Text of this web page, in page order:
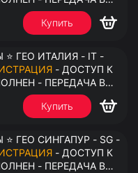
Купить
⭐ ГЕО ИТАЛИЯ - IT -
- ДОСТУП К
- ПЕРЕДАЧА В
Купить
⭐ ГЕО СИНГАПУР - SG -
- ДОСТУП К
- ПЕРЕДАЧА В